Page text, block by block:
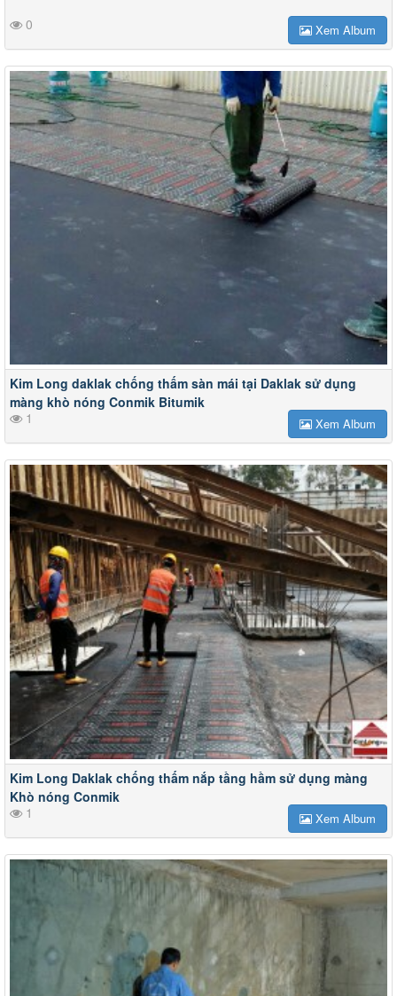
0
Xem Album
Kim Long daklak chống thấm sàn mái tại Daklak sử dụng
màng khò nóng Conmik Bitumik
1
Xem Album
Kim Long Daklak chống thấm nắp tầng hầm sử dụng màng
Khò nóng Conmik
1
Xem Album